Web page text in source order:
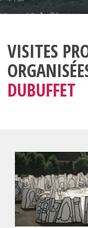
VISITES
DUBUFFET